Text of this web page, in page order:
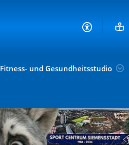
Fitness- und Gesundheitsstudio